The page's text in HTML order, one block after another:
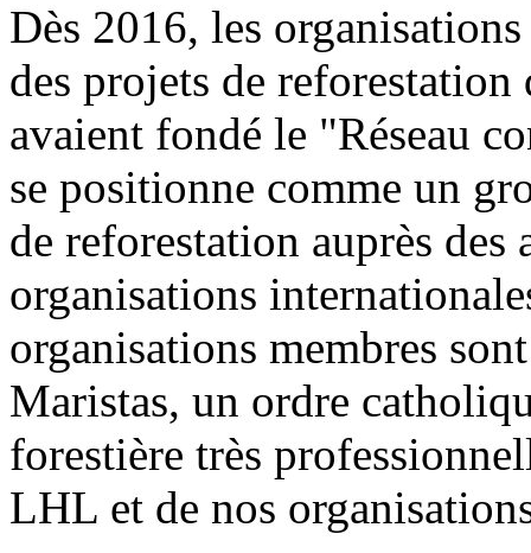
Dès 2016, les
des projets de
avaient fondé le "Réseau
se positionne comme un
de reforestation auprès des
organisations
organisations membres
Maristas, un ordre
forestière très
LHL et de nos